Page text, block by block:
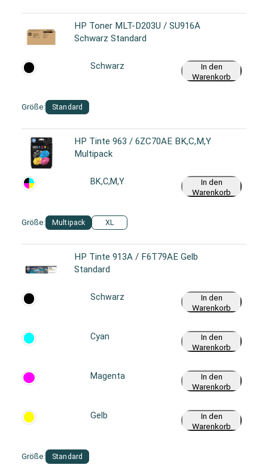
HP Toner MLT-D203U / SU916A
Schwarz Standard
Größe: Standard
Schwarz
In den
Warenkorb
HP Tinte 963 / 6ZC70AE BK,C,M,Y
Multipack
Größe: Multipack XL
BK,C,M,Y
In den
Warenkorb
HP Tinte 913A / F6T79AE Gelb
Standard
Größe: Standard
Gelb
In den
Warenkorb
Magenta
In den
Warenkorb
Schwarz
In den
Warenkorb
Cyan
In den
Warenkorb